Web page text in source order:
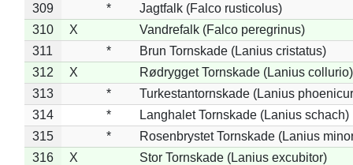
309
*
Jagtfalk (Falco rusticolus)
310
X
Vandrefalk (Falco peregrinus)
311
*
Brun Tornskade (Lanius cristatus)
312
X
Rødrygget Tornskade (Lanius collurio)
313
*
Turkestantornskade (Lanius
314
*
Langhalet Tornskade (Lanius schach)
315
*
Rosenbrystet Tornskade (Lanius
316
X
Stor Tornskade (Lanius excubitor)